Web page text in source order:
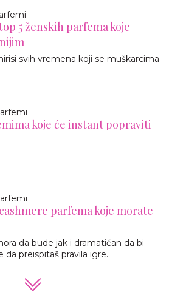
5 ženskih parfema koje
svih vremena koji se muškarcima
koje će instant popraviti
parfema koje morate
da bude jak i dramatičan da bi
da preispitaš pravila igre.